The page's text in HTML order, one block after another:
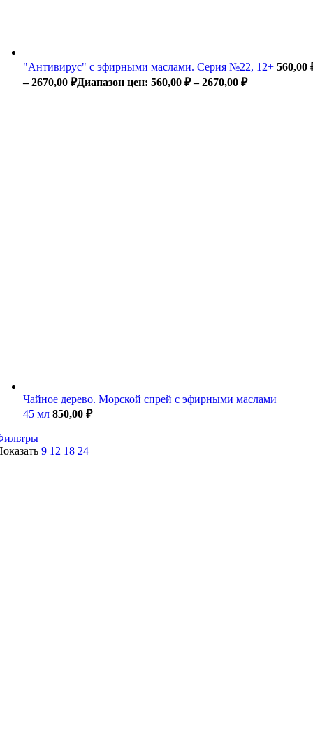
"Антивирус" с эфирными маслами. Серия №22, 12+ 560,00
– 2670,00 ₽Диапазон цен: 560,00 ₽ – 2670,00 ₽
Чайное дерево. Морской спрей с эфирными маслами
45 мл 850,00 ₽
9 12 18 24